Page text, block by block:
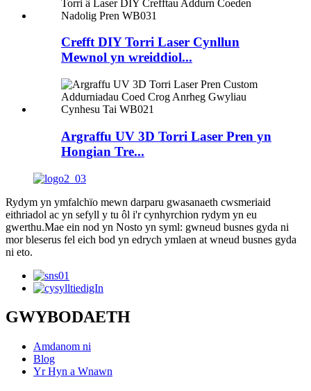
Crefft DIY Torri Laser Cynllun
Mewnol yn wreiddiol...
Argraffu UV 3D Torri Laser Pren yn
Hongian Tre...
Rydym yn ymfalchïo mewn darparu gwasanaeth cwsmeriaid
eithriadol ac yn sefyll y tu ôl i'r cynhyrchion rydym yn eu
gwerthu.Mae ein nod yn Nosto yn syml: gwneud busnes gyda ni
mor bleserus fel eich bod yn edrych ymlaen at wneud busnes gyda
ni eto.
GWYBODAETH
Amdanom ni
Blog
Yr Hyn a Wnawn